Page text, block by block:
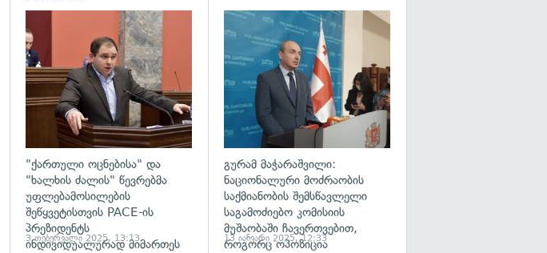
გადახედვა
"ქართული ოცნებისა" და
"ხალხის ძალის" წევრებმა
უფლებამოსილების
შეწყვეტისთვის PACE-ის
პრეზიდენტს
ინდივიდუალურად მიმართეს
3 თებერვალი 2025, 13:13
გურამ მაჭარაშვილი:
ნაციონალური მოძრაობის
საქმიანობის შემსწავლელი
საგამოძიებო კომისიის
მუშაობაში ჩავერთვებით,
როგორც ოპოზიცია
13 იანვარი 2025, 12:33